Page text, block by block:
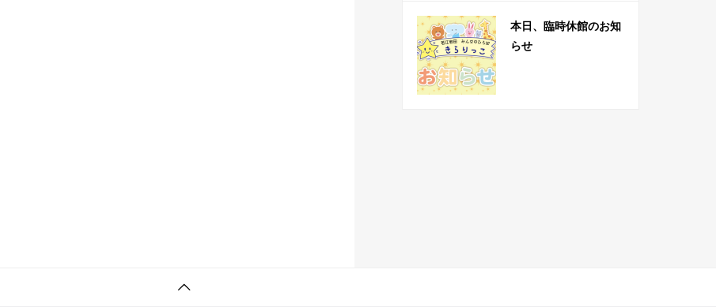
本日、臨時休館のお知
らせ